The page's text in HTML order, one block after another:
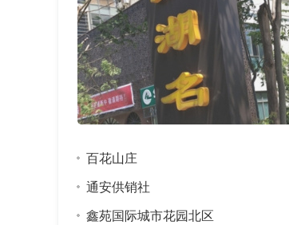
百花山庄
通安供销社
鑫苑国际城市花园北区